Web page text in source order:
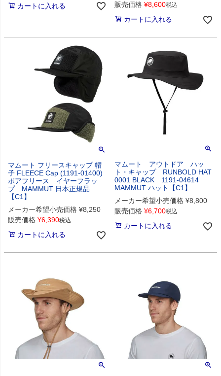
カートに入れる
販売価格 ¥8,600税込
カートに入れる
マムート フリースキャップ 帽
子 FLEECE Cap (1191-01400)
ボアフリース イヤーフラッ
プ MAMMUT 日本正規品
【C1】
メーカー希望小売価格 ¥8,250
販売価格 ¥6,390税込
カートに入れる
マムート アウトドア ハッ
ト・キャップ RUNBOLD HAT
0001 BLACK 1191-04614
MAMMUT ハット【C1】
メーカー希望小売価格 ¥8,800
販売価格 ¥6,700税込
カートに入れる